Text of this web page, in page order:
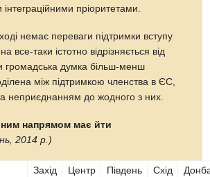
інтеграційними пріоритетами.
немає переваги підтримки вступу
все-таки істотно відрізняється від
громадська думка більш-менш
між підтримкою членства в ЄС,
неприєднанням до жодного з них.
напрямом має йти
2014 р.)
Захід Центр Південь Схід